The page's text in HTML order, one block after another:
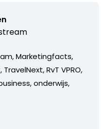
Marketingfacts,
RvT VPRO,
onderwijs,